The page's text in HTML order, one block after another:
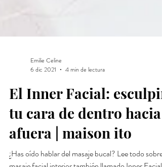
Emilie Celine
6 dic 2021
4 min de lectura
El Inner Facial: esculpir